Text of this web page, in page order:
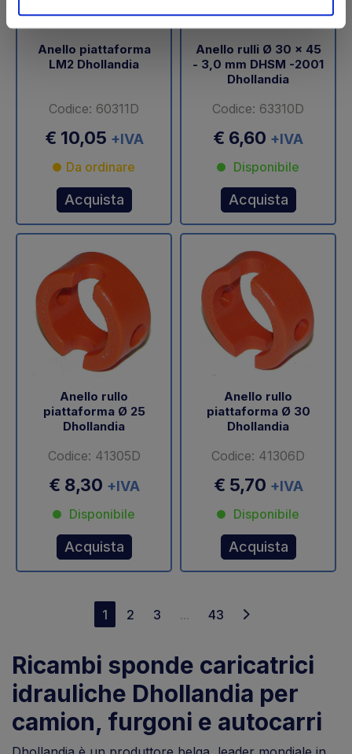
Anello piattaforma
LM2 Dhollandia
Codice: 60311D
€ 10,05 +IVA
Da ordinare
Acquista
Anello rulli Ø 30 x 45
- 3,0 mm DHSM -2001
Dhollandia
Codice: 63310D
€ 6,60 +IVA
Disponibile
Acquista
Anello rullo
piattaforma Ø 25
Dhollandia
Codice: 41305D
€ 8,30 +IVA
Disponibile
Acquista
Anello rullo
piattaforma Ø 30
Dhollandia
Codice: 41306D
€ 5,70 +IVA
Disponibile
Acquista
1 2 3 ... 43
Ricambi sponde caricatrici
idrauliche Dhollandia per
camion, furgoni e autocarri